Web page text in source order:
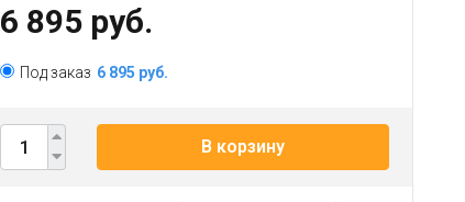
6 895 руб.
Под заказ 6 895 руб.
В корзину